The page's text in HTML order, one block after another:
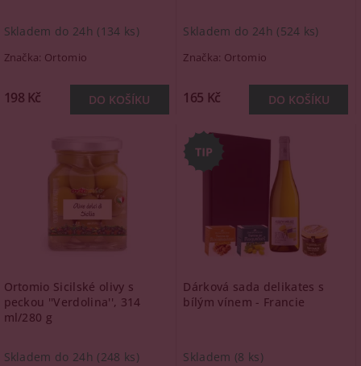
Skladem do 24h (134 ks)
Značka: Ortomio
198 Kč
Skladem do 24h (524 ks)
Značka: Ortomio
165 Kč
Ortomio Sicilské olivy s
peckou ''Verdolina'', 314
ml/280 g
Skladem do 24h (248 ks)
Dárková sada delikates s
bílým vínem - Francie
Skladem (8 ks)